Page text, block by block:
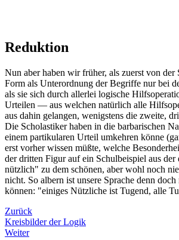
Reduktion
Nun aber haben wir früher, als zuerst von
Form als Unterordnung der Begriffe nur bei
als sie sich durch allerlei logische
Urteilen — aus welchen natürlich alle
aus dahin gelangen, wenigstens die zweite,
Die Scholastiker haben in die barbarischen
einem partikularen Urteil umkehren könne
erst vorher wissen müßte, welche
der dritten Figur auf ein Schulbeispiel aus
nützlich" zu dem schönen, aber wohl noch
nicht. So albern ist unsere Sprache denn
können: "einiges Nützliche ist Tugend, alle
Zurück
Kreisbilder der Logik
Weiter